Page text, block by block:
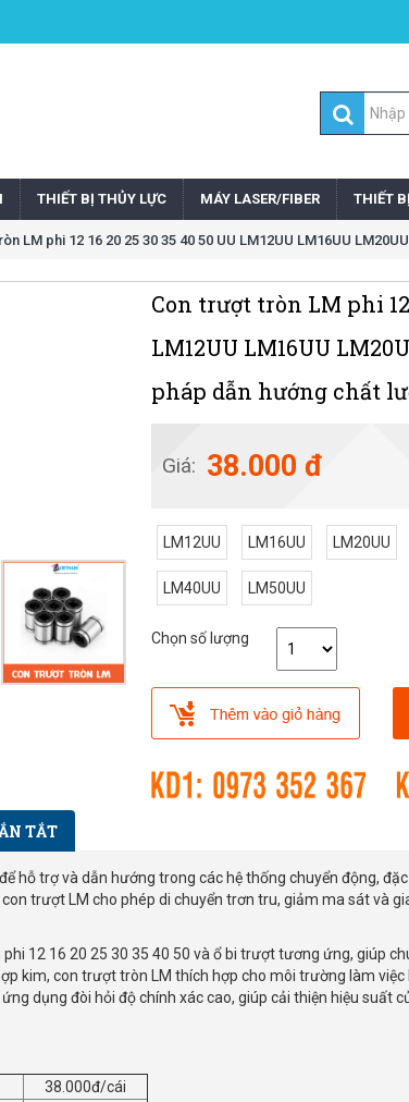
THIẾT BỊ THỦY LỰC MÁY LASER/FIBER THIẾT
LM phi 12 16 20 25 30 35 40 50 UU LM12UU LM16UU
Con trượt tròn LM phi 12
LM12UU LM16UU
pháp dẫn hướng chất
Giá: 38.000 đ
LM12UU LM16UU LM20UU
LM40UU LM50UU
Chọn số lượng
TẮT
hỗ trợ và dẫn hướng trong các hệ thống chuyển động,
trượt LM cho phép di chuyển trơn tru, giảm ma sát và
12 16 20 25 30 35 40 50 và ổ bi trượt tương ứng, giúp
kim, con trượt tròn LM thích hợp cho môi trường làm việc
dụng đòi hỏi độ chính xác cao, giúp cải thiện hiệu suất
38.000đ/cái